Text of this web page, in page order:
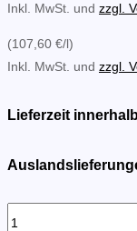
Inkl. MwSt. und zzgl.
(107,60 €/l)
Inkl. MwSt. und zzgl.
Lieferzeit